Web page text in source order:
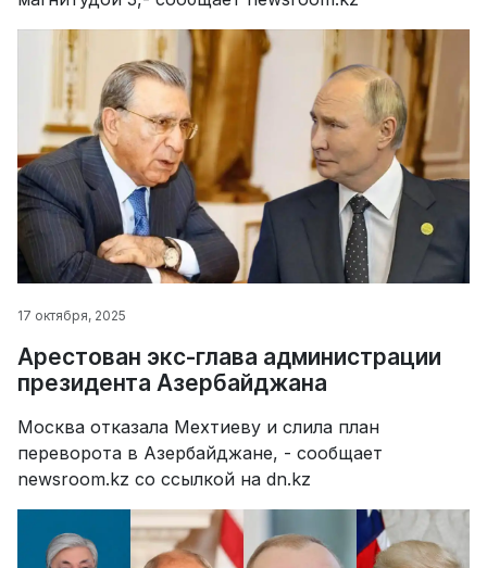
17 октября, 2025
Арестован экс-глава администрации
президента Азербайджана
Москва отказала Мехтиеву и слила план
переворота в Азербайджане, - сообщает
newsroom.kz со ссылкой на dn.kz